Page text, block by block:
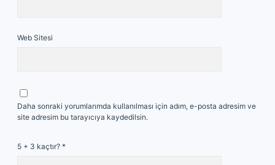
Web Sitesi
Daha sonraki yorumlarımda kullanılması için adım, e-posta adresim ve
site adresim bu tarayıcıya kaydedilsin.
5 + 3 kaçtır? *